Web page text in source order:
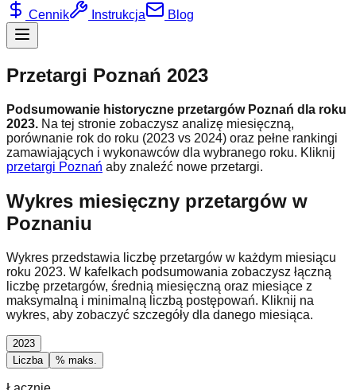
Cennik
Instrukcja Blog
Przetargi Poznań 2023
Podsumowanie historyczne przetargów Poznań dla roku
2023. Na tej stronie zobaczysz analizę miesięczną,
porównanie rok do roku (2023 vs 2024) oraz pełne rankingi
zamawiających i wykonawców dla wybranego roku. Kliknij
przetargi Poznań aby znaleźć nowe przetargi.
Wykres miesięczny przetargów w
Poznaniu
Wykres przedstawia liczbę przetargów w każdym miesiącu
roku 2023. W kafelkach podsumowania zobaczysz łączną
liczbę przetargów, średnią miesięczną oraz miesiące z
maksymalną i minimalną liczbą postępowań. Kliknij na
wykres, aby zobaczyć szczegóły dla danego miesiąca.
2023
Liczba
% maks.